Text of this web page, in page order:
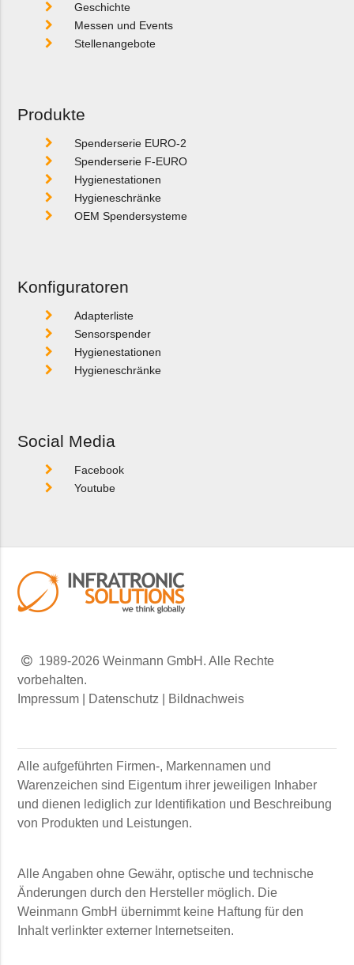
Geschichte
Messen und Events
Stellenangebote
Produkte
Spenderserie EURO-2
Spenderserie F-EURO
Hygienestationen
Hygieneschränke
OEM Spendersysteme
Konfiguratoren
Adapterliste
Sensorspender
Hygienestationen
Hygieneschränke
Social Media
Facebook
Youtube
1989-2026 Weinmann GmbH. Alle Rechte
vorbehalten.
Impressum
Datenschutz Bildnachweis
Alle aufgeführten Firmen-, Markennamen und
Warenzeichen sind Eigentum ihrer jeweiligen Inhaber
und dienen lediglich zur Identifikation und Beschreibung
von Produkten und Leistungen.
Alle Angaben ohne Gewähr, optische und technische
Änderungen durch den Hersteller möglich. Die
Weinmann GmbH übernimmt keine Haftung für den
Inhalt verlinkter externer Internetseiten.